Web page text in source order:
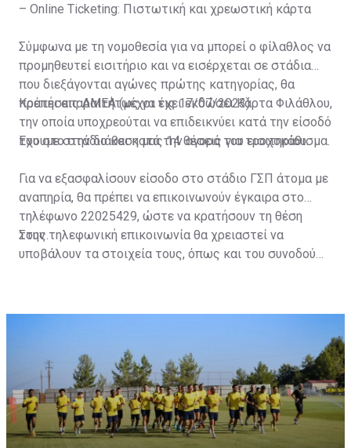
– Online Ticketing: Πιστωτική και χρεωστική κάρτα
Σύμφωνα με τη νομοθεσία για να μπορεί ο φίλαθλος να
προμηθευτεί εισιτήριο και να εισέρχεται σε στάδια
που διεξάγονται αγώνες πρώτης κατηγορίας, θα
πρέπει απαραιτήτως να έχει εκδώσει Κάρτα Φιλάθλου,
την οποία υποχρεούται να επιδεικνύει κατά την είσοδό
του στο στάδιο και κατά την αγορά του εισιτηρίου.
Κρατήσεις ΑΜΕΑ (μέχρι τις 17/07/2023)
Έχουμε στην διάθεση μας 14 θέσεις για τροχοκάθισμα.
Για να εξασφαλίσουν είσοδο στο στάδιο ΓΣΠ άτομα με
αναπηρία, θα πρέπει να επικοινωνούν έγκαιρα στο
τηλέφωνο 22025429, ώστε να κρατήσουν τη θέση
τους.
Στην τηλεφωνική επικοινωνία θα χρειαστεί να
υποβάλουν τα στοιχεία τους, όπως και του συνοδού